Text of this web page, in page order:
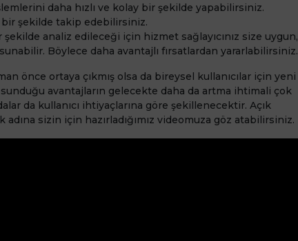
daha hızlı ve kolay bir şekilde yapabilirsiniz.
şekilde takip edebilirsiniz.
analiz edileceği için hizmet sağlayıcınız size uygun,
Böylece daha avantajlı fırsatlardan yararlabilirsiniz.
önce ortaya çıkmış olsa da bireysel kullanıcılar için yeni
avantajların gelecekte daha da artma ihtimali çok
da kullanıcı ihtiyaçlarına göre şekillenecektir. Açık
adına sizin için hazırladığımız videomuza göz atabilirsiniz.